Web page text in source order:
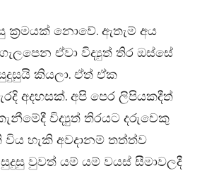
ක්‍රමයක් නොවේ. ඇතැම් අය
ඒවා විද්‍යුත් තිර ඔස්සේ
කියලා. ඒත් ඒක
අදහසක්‍. අපි පෙර ලිපියකදීත්
විද්‍යුත් තිරයට දරුවෙකු
හැකි අවදානම් තත්ත්ව
වුවත් යම් යම් වයස් සීමාවලදී